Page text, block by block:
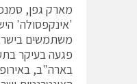
מארק גפן,
'אינקפסולה'
משתמשים
פגעה בעיקר
בארה"ב,